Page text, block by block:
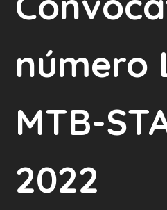
número
MTB-
2022